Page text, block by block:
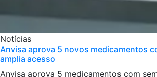
Notícias
Anvisa aprova 5 novos medicamentos
amplia acesso
Anvisa aprova 5 medicamentos com